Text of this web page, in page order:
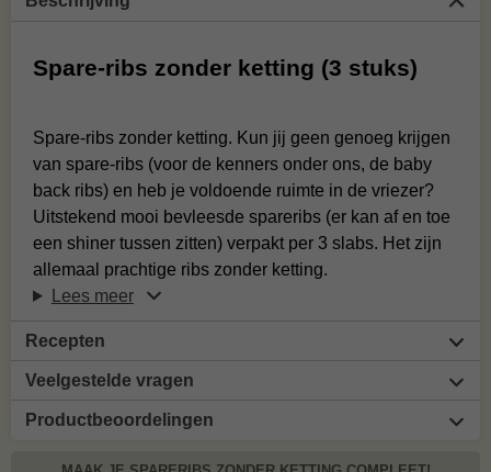
Spare-ribs zonder ketting (3 stuks)
Spare-ribs zonder ketting. Kun jij geen genoeg krijgen
van spare-ribs (voor de kenners onder ons, de baby
back ribs) en heb je voldoende ruimte in de vriezer?
Uitstekend mooi bevleesde spareribs (er kan af en toe
een shiner tussen zitten) verpakt per 3 slabs. Het zijn
allemaal prachtige ribs zonder ketting.
Lees meer
Recepten
Veelgestelde vragen
Productbeoordelingen